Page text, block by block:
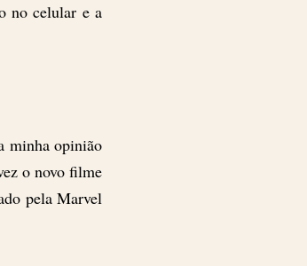
no celular e a
minha opinião
o novo filme
pela Marvel